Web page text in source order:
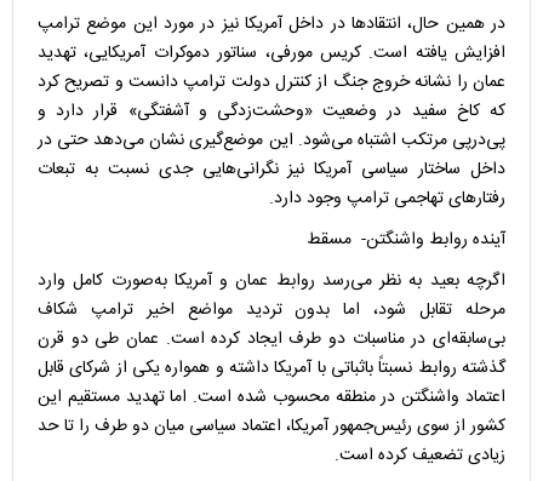
در همین حال، انتقادها در داخل آمریکا نیز در مورد این موضع ترامپ
افزایش یافته است. کریس مورفی، سناتور دموکرات آمریکایی، تهدید
عمان را نشانه خروج جنگ از کنترل دولت ترامپ دانست و تصریح کرد
که کاخ سفید در وضعیت «وحشت‌زدگی و آشفتگی» قرار دارد و
پی‌درپی مرتکب اشتباه می‌شود. این موضع‌گیری نشان می‌دهد حتی در
داخل ساختار سیاسی آمریکا نیز نگرانی‌هایی جدی نسبت به تبعات
رفتارهای تهاجمی ترامپ وجود دارد.
آینده روابط واشنگتن- مسقط
اگرچه بعید به نظر می‌رسد روابط عمان و آمریکا به‌صورت کامل وارد
مرحله تقابل شود، اما بدون تردید مواضع اخیر ترامپ شکاف
بی‌سابقه‌ای در مناسبات دو طرف ایجاد کرده است. عمان طی دو قرن
گذشته روابط نسبتاً باثباتی با آمریکا داشته و همواره یکی از شرکای قابل
اعتماد واشنگتن در منطقه محسوب شده است. اما تهدید مستقیم این
کشور از سوی رئیس‌جمهور آمریکا، اعتماد سیاسی میان دو طرف را تا حد
زیادی تضعیف کرده است.